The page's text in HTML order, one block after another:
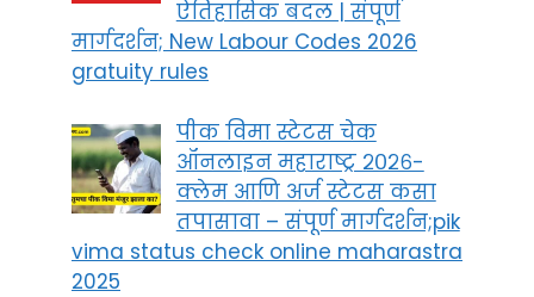
ऐतिहासिक बदल | संपूर्ण
मार्गदर्शन; New Labour Codes 2026
gratuity rules
पीक विमा स्टेटस चेक
ऑनलाइन महाराष्ट्र २०२६-
क्लेम आणि अर्ज स्टेटस कसा
तपासावा – संपूर्ण मार्गदर्शन;pik
vima status check online maharastra
2025